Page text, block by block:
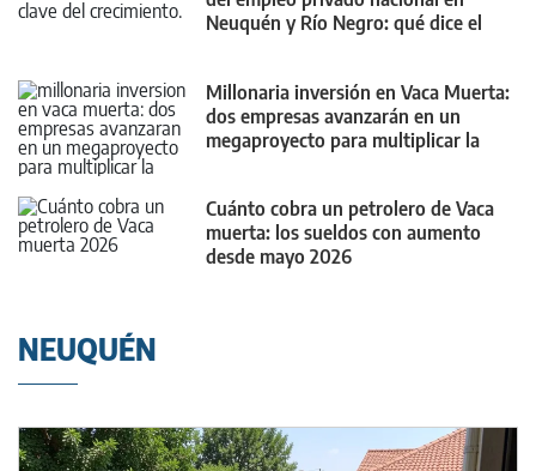
Neuquén y Río Negro: qué dice el
Millonaria inversión en Vaca Muerta:
dos empresas avanzarán en un
megaproyecto para multiplicar la
Cuánto cobra un petrolero de Vaca
muerta: los sueldos con aumento
desde mayo 2026
NEUQUÉN